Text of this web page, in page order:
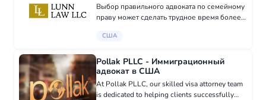
Выбор правильного адвоката по семейному
праву может сделать трудное время более
руководства, которое будет надежным,
реальном опыте. В Lunn...
США
Pollak PLLC - Иммиграционный
адвокат в США
At Pollak PLLC, our skilled visa attorney team
is dedicated to helping clients successfully